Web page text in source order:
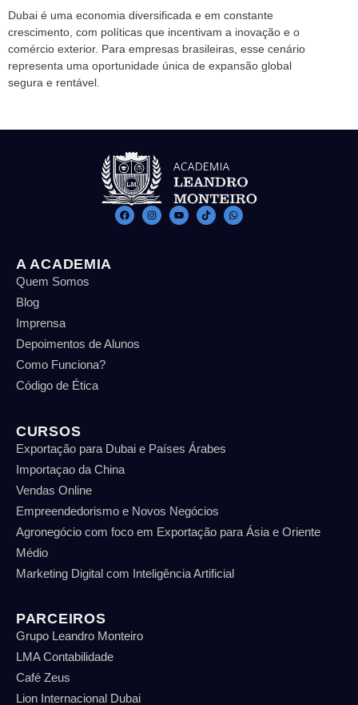
Dubai é uma economia diversificada e em constante
crescimento, com políticas que incentivam a inovação e o
comércio exterior. Para empresas brasileiras, esse cenário
representa uma oportunidade única de expansão global
segura e rentável.
A ACADEMIA
Quem Somos
Blog
Imprensa
Depoimentos de Alunos
Como Funciona?
Código de Ética
CURSOS
Exportação para Dubai e Países Árabes
Importaçao da China
Vendas Online
Empreendedorismo e Novos Negócios
Agronegócio com foco em Exportação para Ásia e Oriente
Médio
Marketing Digital com Inteligência Artificial
PARCEIROS
Grupo Leandro Monteiro
LMA Contabilidade
Café Zeus
Lion Internacional Dubai